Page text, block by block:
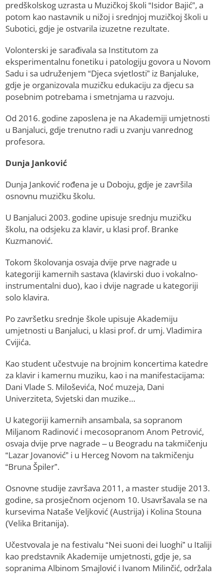
predškolskog uzrasta u Muzičkoj školi “Isidor Bajić”, a
potom kao nastavnik u nižoj i srednjoj muzičkoj školi u
Subotici, gdje je ostvarila izuzetne rezultate.
Volonterski je sarađivala sa Institutom za
eksperimentalnu fonetiku i patologiju govora u Novom
Sadu i sa udruženjem “Djeca svjetlosti” iz Banjaluke,
gdje je organizovala muzičku edukaciju za djecu sa
posebnim potrebama i smetnjama u razvoju.
Od 2016. godine zaposlena je na Akademiji umjetnosti
u Banjaluci, gdje trenutno radi u zvanju vanrednog
profesora.
Dunja Janković
Dunja Janković rođena je u Doboju, gdje je završila
osnovnu muzičku školu.
U Banjaluci 2003. godine upisuje srednju muzičku
školu, na odsjeku za klavir, u klasi prof. Branke
Kuzmanović.
Tokom školovanja osvaja dvije prve nagrade u
kategoriji kamernih sastava (klavirski duo i vokalno-
instrumentalni duo), kao i dvije nagrade u kategoriji
solo klavira.
Po završetku srednje škole upisuje Akademiju
umjetnosti u Banjaluci, u klasi prof. dr umj. Vladimira
Cvijića.
Kao student učestvuje na brojnim koncertima katedre
za klavir i kamernu muziku, kao i na manifestacijama:
Dani Vlade S. Miloševića, Noć muzeja, Dani
Univerziteta, Svjetski dan muzike…
U kategoriji kamernih ansambala, sa sopranom
Miljanom Radinović i mecosopranom Anom Petrović,
osvaja dvije prve nagrade – u Beogradu na takmičenju
“Lazar Jovanović” i u Herceg Novom na takmičenju
“Bruna Špiler”.
Osnovne studije završava 2011, a master studije 2013.
godine, sa prosječnom ocjenom 10. Usavršavala se na
kursevima Nataše Veljković (Austrija) i Kolina Stouna
(Velika Britanija).
Učestvovala je na festivalu “Nei suoni dei luoghi” u Italiji
kao predstavnik Akademije umjetnosti, gdje je, sa
sopranima Albinom Smajlović i Ivanom Milinčić, održala